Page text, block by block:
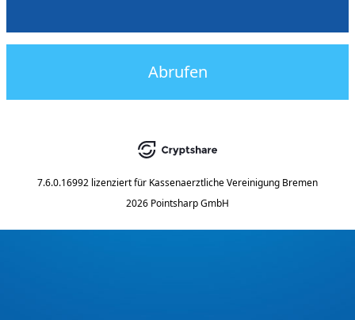
Abrufen
7.6.0.16992 lizenziert für Kassenaerztliche Vereinigung Bremen
2026 Pointsharp GmbH